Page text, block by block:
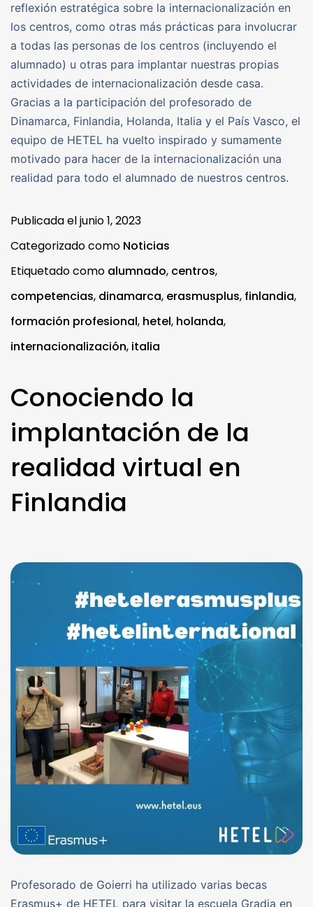
reflexión estratégica sobre la internacionalización en
los centros, como otras más prácticas para involucrar
a todas las personas de los centros (incluyendo el
alumnado) u otras para implantar nuestras propias
actividades de internacionalización desde casa.
Gracias a la participación del profesorado de
Dinamarca, Finlandia, Holanda, Italia y el País Vasco, el
equipo de HETEL ha vuelto inspirado y sumamente
motivado para hacer de la internacionalización una
realidad para todo el alumnado de nuestros centros.
Publicada eljunio 1, 2023
Categorizado como Noticias
Etiquetado como alumnado, centros,
competencias, dinamarca, erasmusplus, finlandia,
formación profesional, hetel, holanda,
internacionalización, italia
Conociendo la
implantación de la
realidad virtual en
Finlandia
Profesorado de Goierri ha utilizado varias becas
Erasmus+ de HETEL para visitar la escuela Gradia en